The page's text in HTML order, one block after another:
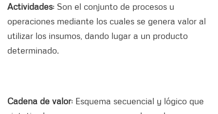
Actividades: Son el conjunto de procesos u
operaciones mediante los cuales se genera valor al
utilizar los insumos, dando lugar a un producto
determinado.
Cadena de valor: Esquema secuencial y lógico que